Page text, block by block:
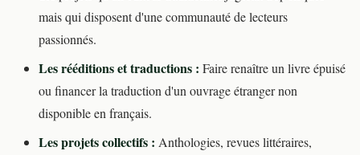
mais qui disposent d'une communauté de lecteurs
passionnés.
Les rééditions et traductions : Faire renaître un livre épuisé
ou financer la traduction d'un ouvrage étranger non
disponible en français.
Les projets collectifs : Anthologies, revues littéraires,